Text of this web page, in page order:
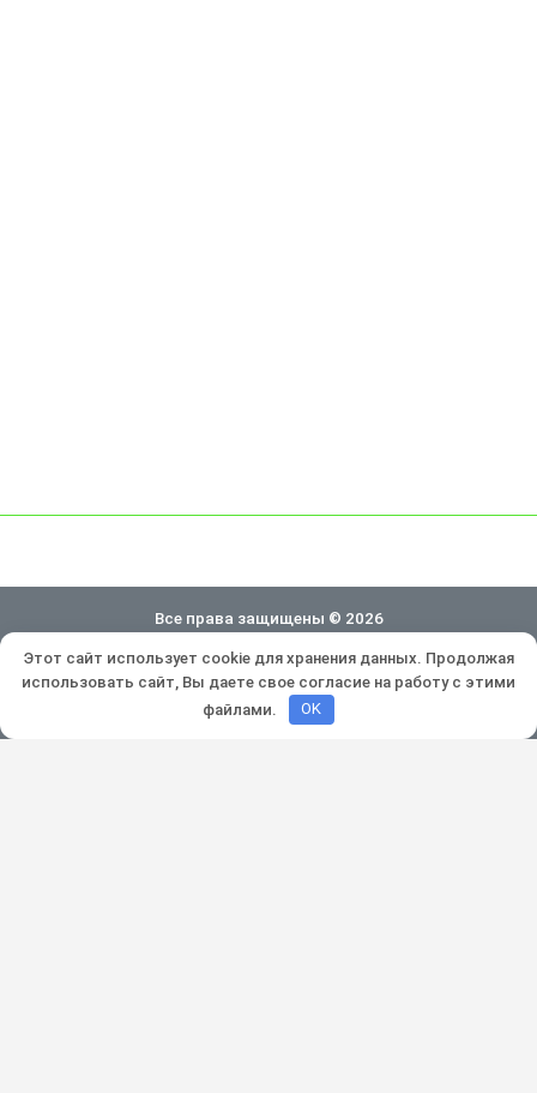
Все права защищены © 2026
Политика конфиденциальности
Разработка и продвижение:
Этот сайт использует cookie для хранения данных. Продолжая
использовать сайт, Вы даете свое согласие на работу с этими
файлами.
OK